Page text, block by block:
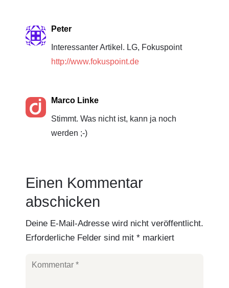
Peter
Interessanter Artikel. LG, Fokuspoint
http://www.fokuspoint.de
Marco Linke
Stimmt. Was nicht ist, kann ja noch
werden ;-)
Einen Kommentar
abschicken
Deine E-Mail-Adresse wird nicht veröffentlicht.
Erforderliche Felder sind mit * markiert